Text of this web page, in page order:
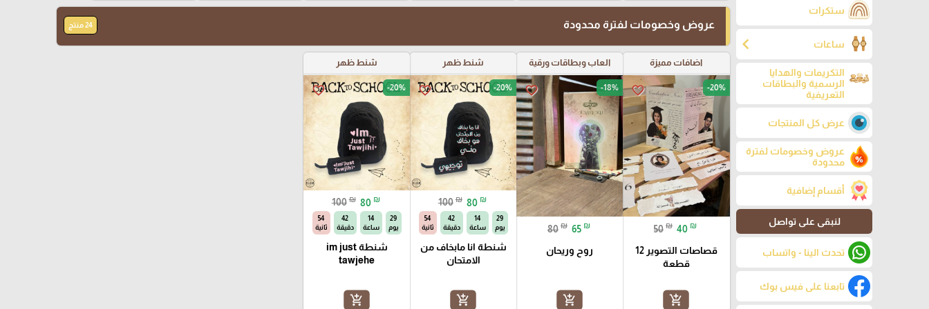
ستكرات
ساعات chevron_left
التكريمات والهدايا
الرسمية والبطاقات
التعريفية
عرض كل المنتجات
عروض وخصومات لفترة
محدودة
أقسام إضافية
لنبقى على تواصل
تحدث الينا - واتساب
تابعنا على فيس بوك
عروض وخصومات لفترة محدودة 24 منتج
اضافات مميزة
favorite_border -20%
50 ₪ 40 ₪
قصاصات التصوير 12
قطعة
add_shopping_cart
العاب وبطاقات ورقية
favorite_border -18%
80 ₪ 65 ₪
روح وريحان
add_shopping_cart
شنط ظهر
favorite_border -20%
100 ₪ 80 ₪
29
يوم
14
ساعة
42
دقيقة
53
ثانية
شنطة انا مابخاف من
الامتحان
add_shopping_cart
شنط ظهر
favorite_border -20%
100 ₪ 80 ₪
29
يوم
14
ساعة
42
دقيقة
53
ثانية
شنطة im just
tawjehe
add_shopping_cart